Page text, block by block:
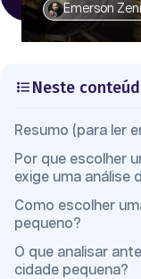
Emerson Zeni
Neste
Resumo (para ler
Por que escolher
exige uma análise
Como escolher
pequeno?
O que analisar
cidade pequena?